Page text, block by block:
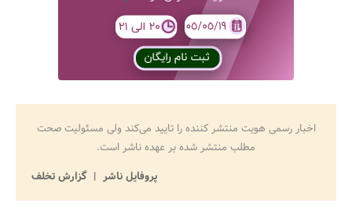
اخبار رسمی هویت منتشر کننده را تایید می‌کند ولی مسئولیت صحت
مطلب منتشر شده بر عهده ناشر است.
پروفایل ناشر
گزارش تخلف